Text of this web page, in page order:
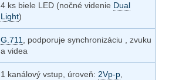
4 ks biele LED (nočné videnie Dual
Light)
G.711
, podporuje synchronizáciu , zvuku
a videa
1 kanálový vstup, úroveň: 2Vp-p